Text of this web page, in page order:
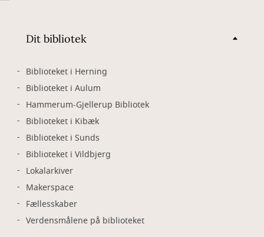
Dit bibliotek
Biblioteket i Herning
Biblioteket i Aulum
Hammerum-Gjellerup Bibliotek
Biblioteket i Kibæk
Biblioteket i Sunds
Biblioteket i Vildbjerg
Lokalarkiver
Makerspace
Fællesskaber
Verdensmålene på biblioteket